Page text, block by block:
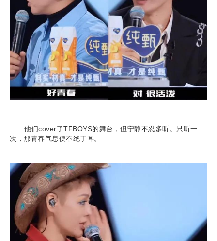
他们cover了TFBOYS的舞台，但宁静不忍多听。只听一
次，那青春气息便不绝于耳。